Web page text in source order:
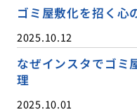
ゴミ屋敷化を招く心
2025.10.12
なぜインスタでゴミ
理
2025.10.01